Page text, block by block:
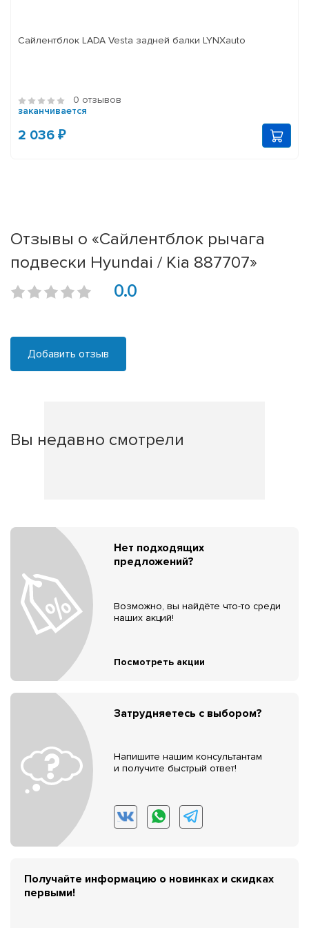
Сайлентблок LADA Vesta задней балки LYNXauto
0 отзывов
заканчивается
2 036 ₽
Отзывы о «Сайлентблок рычага
подвески Hyundai / Kia 887707»
0.0
Добавить отзыв
Вы недавно смотрели
Нет подходящих
предложений?
Возможно, вы найдёте что-то среди
наших акций!
Посмотреть акции
Затрудняетесь с выбором?
Напишите нашим консультантам
и получите быстрый ответ!
Получайте информацию о новинках и скидках
первыми!